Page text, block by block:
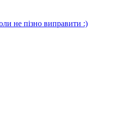
не пізно виправити :)